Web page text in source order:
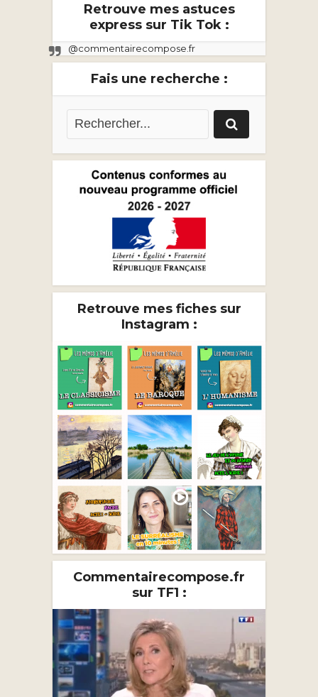
Retrouve mes astuces
express sur Tik Tok :
@commentairecompose.fr
Fais une recherche :
Retrouve mes fiches sur
Instagram :
Commentairecompose.fr
sur TF1 :